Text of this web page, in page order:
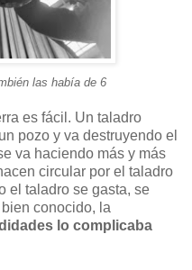
las había de 6
es fácil. Un taladro
pozo y va destruyendo el
va haciendo más y más
circular por el taladro
el taladro se gasta, se
conocido, la
lo complicaba